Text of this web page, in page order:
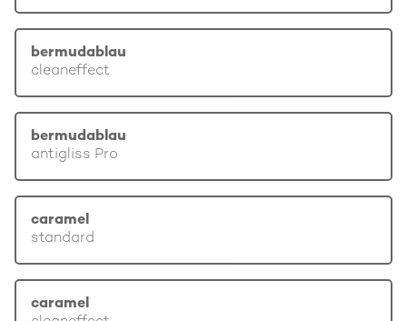
bermudablau
cleaneffect
bermudablau
antigliss Pro
caramel
standard
caramel